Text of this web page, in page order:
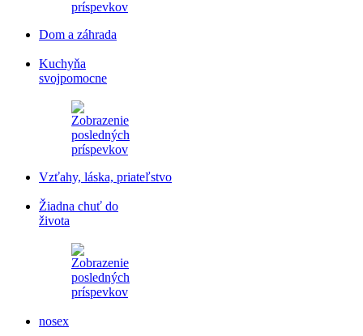
Dom a záhrada
Kuchyňa
svojpomocne
Vzťahy, láska, priateľstvo
Žiadna chuť do
života
nosex